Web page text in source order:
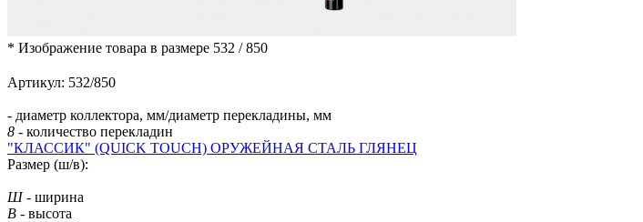
* Изображение товара в размере 532 / 850
Артикул: 532/850
- диаметр коллектора, мм/диаметр перекладины, мм
8 - количество перекладин
"КЛАССИК" (QUICK TOUCH) ОРУЖЕЙНАЯ СТАЛЬ ГЛЯНЕЦ
Размер (ш/в):
Ш- ширина
В - высота